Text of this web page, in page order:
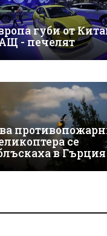
губи от
- печелят
се
в Гърция